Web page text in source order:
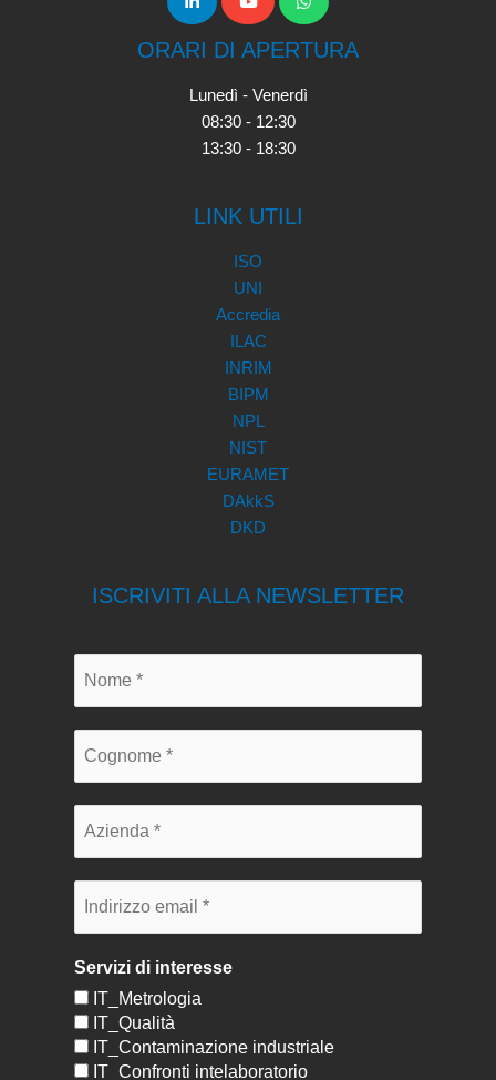
ORARI DI APERTURA
Lunedì - Venerdì
08:30 - 12:30
13:30 - 18:30
LINK UTILI
ISO
UNI
Accredia
ILAC
INRIM
BIPM
NPL
NIST
EURAMET
DAkkS
DKD
ISCRIVITI ALLA NEWSLETTER
Servizi di interesse
IT_Metrologia
IT_Qualità
IT_Contaminazione industriale
IT_Confronti intelaboratorio